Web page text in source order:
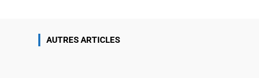
AUTRES ARTICLES